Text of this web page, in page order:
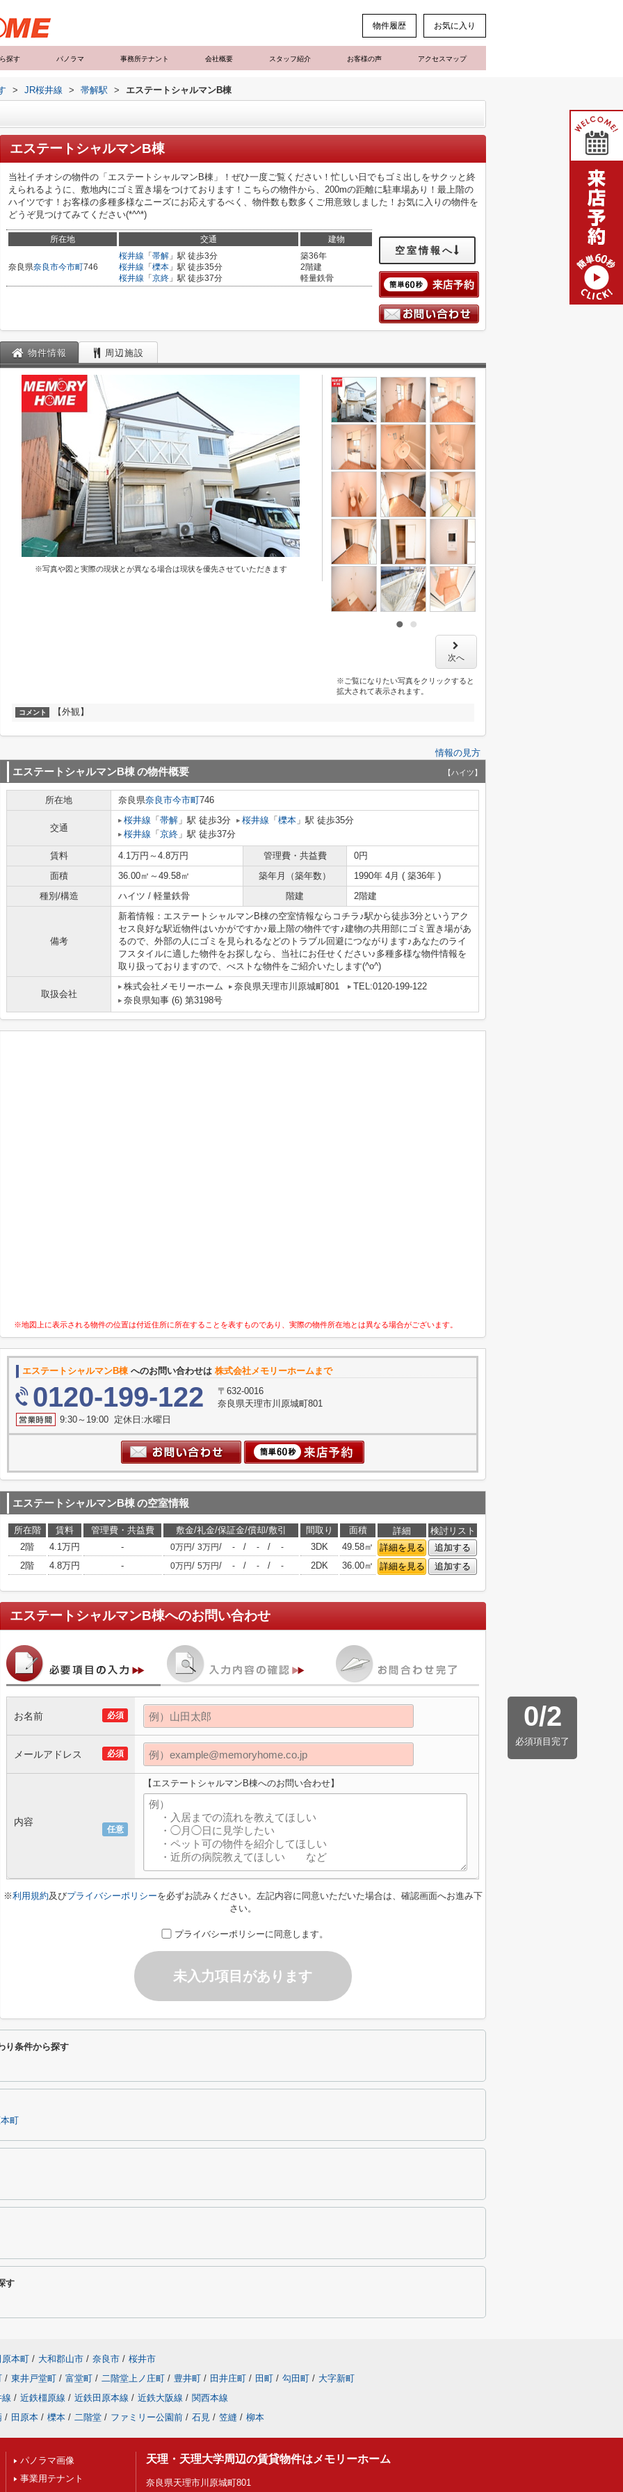
物件履歴 お気に入り
探す パノラマ 事務所テナント 会社概要 スタッフ紹介 お客様の声 アクセスマップ
> JR桜井線 > 帯解駅 > エステートシャルマンB棟
エステートシャルマンB棟
当社イチオシの物件の「エステートシャルマンB棟」！ぜひ一度ご覧ください！忙しい日でもゴミ出しをサクッと終
えられるように、敷地内にゴミ置き場をつけております！こちらの物件から、200mの距離に駐車場あり！最上階の
ハイツです！お客様の多種多様なニーズにお応えするべく、物件数も数多くご用意致しました！お気に入りの物件を
どうぞ見つけてみてください(*^^*)
所在地 交通 建物
奈良県奈良市今市町746
桜井線 「 帯解 」駅 徒歩3分
桜井線 「 櫟本 」駅 徒歩35分
桜井線 「 京終 」駅 徒歩37分
築36年
2階建
軽量鉄骨
空室情報へ
物件情報 周辺施設
※写真や図と実際の現状とが異なる場合は現状を優先させていただきます
次へ
※ご覧になりたい写真をクリックすると
拡大されて表示されます。
コメント 【外観】
情報の見方
エステートシャルマンB棟の物件概要 【ハイツ】
所在地 奈良県奈良市今市町746
交通
桜井線 「 帯解 」駅 徒歩3分 桜井線 「 櫟本 」駅 徒歩35分
桜井線 「 京終 」駅 徒歩37分
賃料 4.1万円～4.8万円 管理費・共益費
0円
面積
36.00㎡～49.58㎡ 築年月（築年数）
1990年 4月 ( 築36年 )
種別/構造
ハイツ / 軽量鉄骨 階建 2階建
備考
新着情報：エステートシャルマンB棟の空室情報ならコチラ♪駅から徒歩3分というアク
セス良好な駅近物件はいかがですか♪最上階の物件です♪建物の共用部にゴミ置き場があ
るので、外部の人にゴミを見られるなどのトラブル回避につながります♪あなたのライ
フスタイルに適した物件をお探しなら、当社にお任せください♪多種多様な物件情報を
取り扱っておりますので、べストな物件をご紹介いたします(^o^)
取扱会社
株式会社メモリーホーム 奈良県天理市川原城町801
TEL:0120-199-122
奈良県知事 (6) 第3198号
※地図上に表示される物件の位置は付近住所に所在することを表すものであり、実際の物件所在地とは異なる場合がございます。
エステートシャルマンB棟 へのお問い合わせは 株式会社メモリーホームまで
0120-199-122
〒632-0016
奈良県天理市川原城町801
9:30～19:00 定休日:水曜日
エステートシャルマンB棟の空室情報
所在階 賃料 管理費・共益費 敷金/礼金/保証金/償却/敷引 間取り 面積 詳細
検討リスト
2階
4.1万円 - 0万円/ 3万円/ - / - / - 3DK 49.58㎡ 詳細を見る
追加する
2階
4.8万円 - 0万円/ 5万円/ - / - / - 2DK 36.00㎡ 詳細を見る 追加する
エステートシャルマンB棟へのお問い合わせ
0/2
必須項目完了
必須
お名前
必須
メールアドレス
任意
内容
【エステートシャルマンB棟へのお問い合わせ】
※利用規約及びプライバシーポリシーを必ずお読みください。左記内容に同意いただいた場合は、確認画面へお進み下
さい。
プライバシーポリシーに同意します。
未入力項目があります
り条件から探す
町
す
原本町 / 大和郡山市 / 奈良市 / 桜井市
/ 東井戸堂町 / 富堂町 / 二階堂上ノ庄町 / 豊井町 / 田井庄町 / 田町 / 勾田町 / 大字新町
線 / 近鉄橿原線 / 近鉄田原本線 / 近鉄大阪線 / 関西本線
/ 田原本 / 櫟本 / 二階堂 / ファミリー公園前 / 石見 / 笠縫 / 柳本
パノラマ画像
事業用テナント
天理・天理大学周辺の賃貸物件はメモリーホーム
奈良県天理市川原城町801